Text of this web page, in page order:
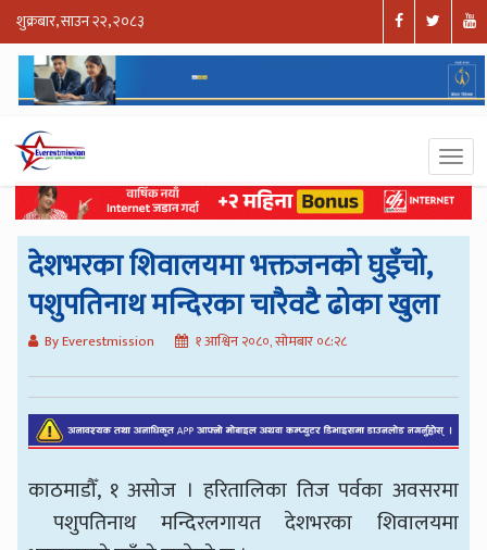
शुक्रबार, साउन २२, २०८३
देशभरका शिवालयमा भक्तजनको घुइँचो,
पशुपतिनाथ मन्दिरका चारैवटै ढोका खुला
By Everestmission १ आश्विन २०८०, सोमबार ०८:२८
काठमाडौँ, १ असोज । हरितालिका तिज पर्वका अवसरमा
पशुपतिनाथ मन्दिरलगायत देशभरका शिवालयमा